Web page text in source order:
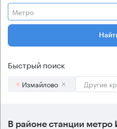
Метро
Быстрый поиск
Измайлово Другие
В районе станции метро